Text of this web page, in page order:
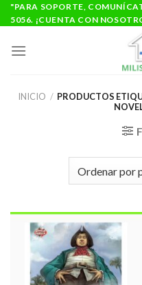
Saltar
al
"PARA SOPORTE,
5056. ¡CUENTA CON
INICIO / PRODUCTOS